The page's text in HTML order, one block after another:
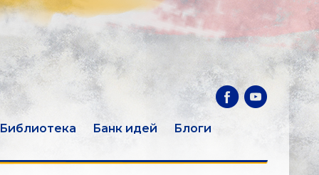
Библиотека Банк идей
Блоги